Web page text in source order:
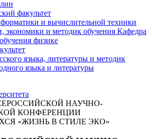
факультет
и вычислительной техники
экономики и методик обучения Кафедра
физике
языка, литературы и методик
языка и литературы
НАУЧНО-
КОНФЕРЕНЦИИ
«ЖИЗНЬ В СТИЛЕ ЭКО»